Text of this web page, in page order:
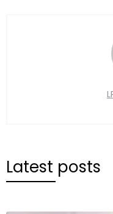
Latest posts